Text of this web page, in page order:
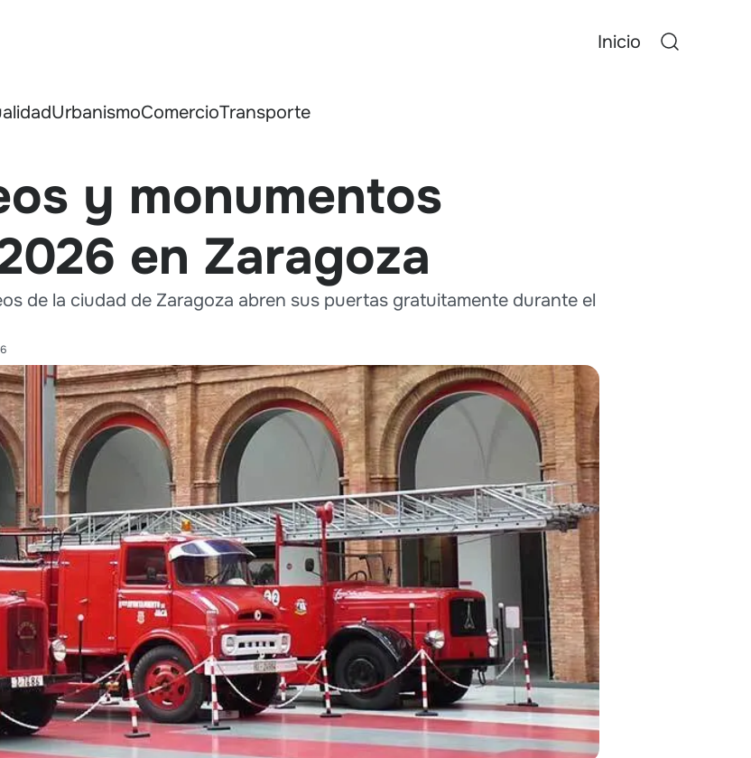
Inicio
UrbanismoComercioTransporte
y monumentos
en Zaragoza
de la ciudad de Zaragoza abren sus puertas gratuitamente durante el